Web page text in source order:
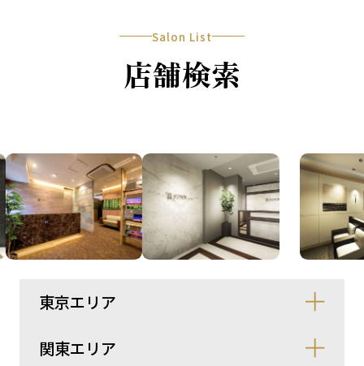
Salon List
店舗検索
東京エリア
関東エリア